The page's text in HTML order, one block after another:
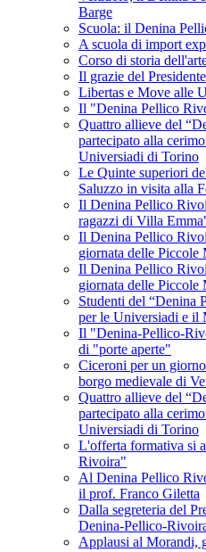
Barge
Scuola: il Denina
A scuola di import
Corso di storia
Il grazie del Presidente
Libertas e Move alle
Il "Denina Pellico
Quattro allieve del
partecipato alla
Universiadi di Torino
Le Quinte superiori
Saluzzo in visita alla
Il Denina Pellico
ragazzi di Villa
Il Denina Pellico
giornata delle Piccole
Il Denina Pellico
giornata delle Piccole
Studenti del “Denina
per le Universiadi e il
Il "Denina-Pellico-
di "porte aperte"
Ciceroni per un
borgo medievale di
Quattro allieve del
partecipato alla
Universiadi di Torino
L'offerta formativa si
Rivoira"
Al Denina Pellico
il prof. Franco Giletta
Dalla segreteria del
Denina-Pellico-
Applausi al Morandi,